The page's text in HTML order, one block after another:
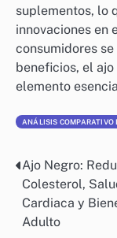
suplementos, lo
innovaciones en
consumidores
beneficios, el
elemento
ANÁLISIS COMPARATIVO
Post
navigation
Ajo Negro:
Colesterol,
Cardiaca y
Adulto